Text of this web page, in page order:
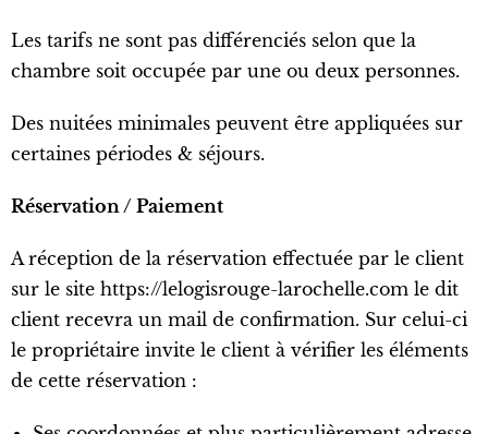
Les tarifs ne sont pas différenciés selon que la
chambre soit occupée par une ou deux personnes.
Des nuitées minimales peuvent être appliquées sur
certaines périodes & séjours.
Réservation / Paiement
A réception de la réservation effectuée par le client
sur le site https://lelogisrouge-larochelle.com le dit
client recevra un mail de confirmation. Sur celui-ci
le propriétaire invite le client à vérifier les éléments
de cette réservation :